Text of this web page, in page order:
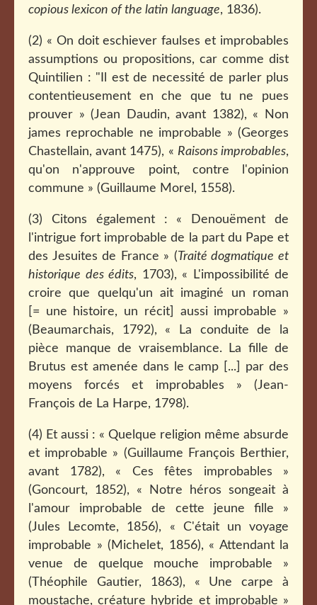
copious lexicon of the latin language, 1836).
(2) « On doit eschiever faulses et improbables
assumptions ou propositions, car comme dist
Quintilien : "Il est de necessité de parler plus
contentieusement en che que tu ne pues
prouver » (Jean Daudin, avant 1382), « Non
james reprochable ne improbable » (Georges
Chastellain, avant 1475), « Raisons improbables,
qu'on n'approuve point, contre l'opinion
commune » (Guillaume Morel, 1558).
(3) Citons également : « Denouëment de
l'intrigue fort improbable de la part du Pape et
des Jesuites de France » (Traité dogmatique et
historique des édits, 1703), « L'impossibilité de
croire que quelqu'un ait imaginé un roman
[= une histoire, un récit] aussi improbable »
(Beaumarchais, 1792), « La conduite de la
pièce manque de vraisemblance. La fille de
Brutus est amenée dans le camp [...] par des
moyens forcés et improbables » (Jean-
François de La Harpe, 1798).
(4) Et aussi : « Quelque religion même absurde
et improbable » (Guillaume François Berthier,
avant 1782), « Ces fêtes improbables »
(Goncourt, 1852), « Notre héros songeait à
l'amour improbable de cette jeune fille »
(Jules Lecomte, 1856), « C'était un voyage
improbable » (Michelet, 1856), « Attendant la
venue de quelque mouche improbable »
(Théophile Gautier, 1863), « Une carpe à
moustache, créature hybride et improbable »